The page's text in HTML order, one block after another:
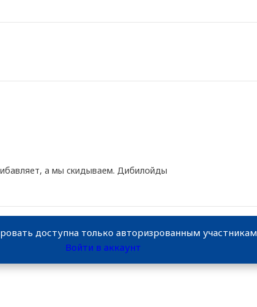
а мы скидываем. Дибилойды
доступна только авторизрованным участникам
Войти в аккаунт